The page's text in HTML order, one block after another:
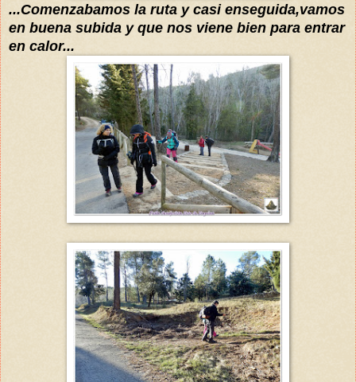
...Comenzabamos la ruta y casi enseguida,vamos
en buena subida y que nos viene bien para entrar
en calor...